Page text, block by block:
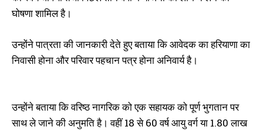
घोषणा शामिल है।
उन्होंने पात्रता की जानकारी देते हुए बताया कि आवेदक का हरियाणा का
निवासी होना और परिवार पहचान पत्र होना अनिवार्य है।
उन्होंने बताया कि वरिष्ठ नागरिक को एक सहायक को पूर्ण भुगतान पर
साथ ले जाने की अनुमति है। वहीं 18 से 60 वर्ष आयु वर्ग या 1.80 लाख